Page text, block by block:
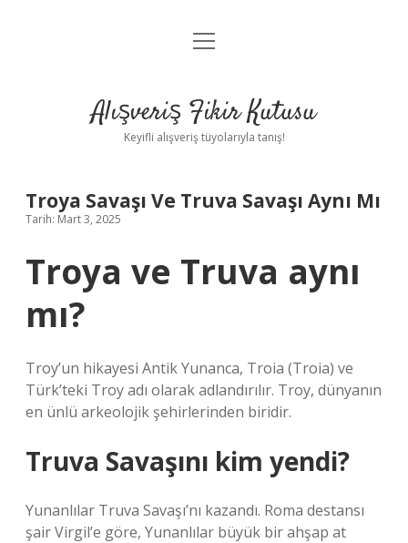
Anasayfa
Yasal Uyarı
menüyü
Alışveriş Fikir Kutusu
Keyifli alışveriş tüyolarıyla tanış!
Troya Savaşı Ve Truva Savaşı Aynı Mı
Tarih: Mart 3, 2025
Troya ve Truva aynı
mı?
Troy’un hikayesi Antik Yunanca, Troia (Troia) ve
Türk’teki Troy adı olarak adlandırılır. Troy, dünyanın
en ünlü arkeolojik şehirlerinden biridir.
Truva Savaşını kim yendi?
Yunanlılar Truva Savaşı’nı kazandı. Roma destansı
şair Virgil’e göre, Yunanlılar büyük bir ahşap at